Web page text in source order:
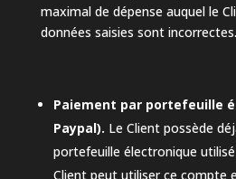
maximal de dépense auquel le
données saisies sont incorrectes.
Paiement par portefeuille
Paypal). Le Client possède
portefeuille électronique
Client peut utiliser ce compte